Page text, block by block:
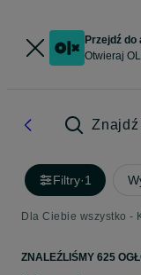
Przejdź
Otwieraj
Filtry·1
Dla Ciebie wszystko -
ZNALEŹLIŚMY 625